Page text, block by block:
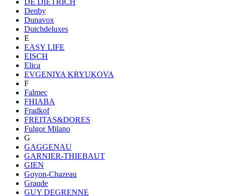
Denby
Dunavox
Dutchdeluxes
E
EASY LIFE
EISCH
Elica
EVGENIYA KRYUKOVA
F
Falmec
FHIABA
Fradkof
FREITAS&DORES
Fulgor Milano
G
GAGGENAU
GARNIER-THIEBAUT
GIEN
Goyon-Chazeau
Graude
GUY DEGRENNE